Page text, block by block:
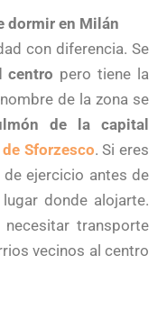
dormir en Milán
con diferencia. Se
centro pero tiene la
de la zona se
de la capital
Sforzesco. Si eres
ejercicio antes de
donde alojarte.
transporte
vecinos al centro